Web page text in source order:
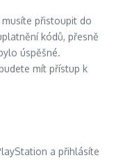
přistoupit do
kódů, přesně
úspěšné.
mít přístup k
a přihlásíte